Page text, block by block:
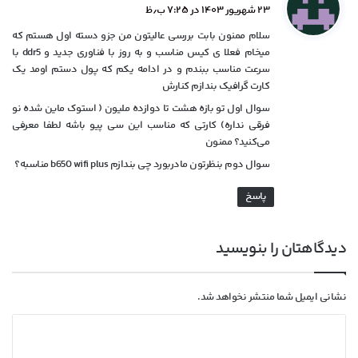
:
۲۳ شهریور ۱۴۰۳ در ۷:۲۵ ب٫ظ
سلام ممنون بابت بررسی عالیتون من جزو دسته اول هستم که
میخام فعلا ی کیس مناسب و به روز با فناوری جدید و ddr5 با
سرعت مناسب ببندم و در ادامه یکم که پول دستم اومد یک
کارت گرافیک بندازم کنارش
سوال اول تو بازه هشت تا دوازده ملیون ( استوک ماین شده نو
فرقی نداره) کارتی که مناسب این سی پیو باشه لطفا معرفی
می‌کنید؟ ممنون
سوال دوم بنظرتون مادربورد چی بندازم b650 wifi plus مناسبه؟
پاسخ
دیدگاهتان را بنویسید
نشانی ایمیل شما منتشر نخواهد شد.